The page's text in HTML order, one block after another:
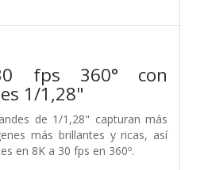
fps 360° con
1/1,28"
de 1/1,28" capturan más
más brillantes y ricas, así
en 8K a 30 fps en 360º.